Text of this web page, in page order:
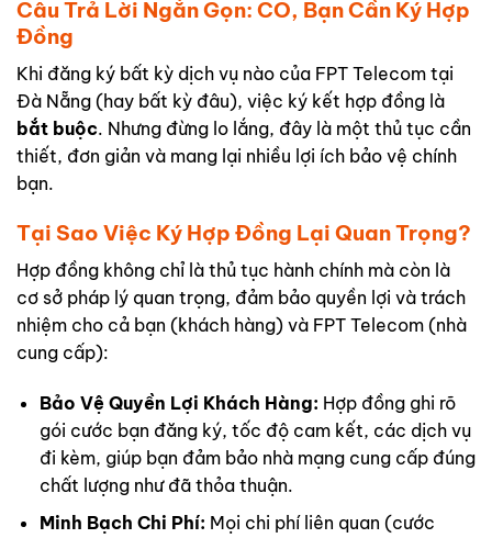
Câu Trả Lời Ngắn Gọn: CÓ, Bạn Cần Ký Hợp
Đồng
Khi đăng ký bất kỳ dịch vụ nào của FPT Telecom tại
Đà Nẵng (hay bất kỳ đâu), việc ký kết hợp đồng là
bắt buộc. Nhưng đừng lo lắng, đây là một thủ tục cần
thiết, đơn giản và mang lại nhiều lợi ích bảo vệ chính
bạn.
Tại Sao Việc Ký Hợp Đồng Lại Quan Trọng?
Hợp đồng không chỉ là thủ tục hành chính mà còn là
cơ sở pháp lý quan trọng, đảm bảo quyền lợi và trách
nhiệm cho cả bạn (khách hàng) và FPT Telecom (nhà
cung cấp):
Bảo Vệ Quyền Lợi Khách Hàng: Hợp đồng ghi rõ
gói cước bạn đăng ký, tốc độ cam kết, các dịch vụ
đi kèm, giúp bạn đảm bảo nhà mạng cung cấp đúng
chất lượng như đã thỏa thuận.
Minh Bạch Chi Phí: Mọi chi phí liên quan (cước